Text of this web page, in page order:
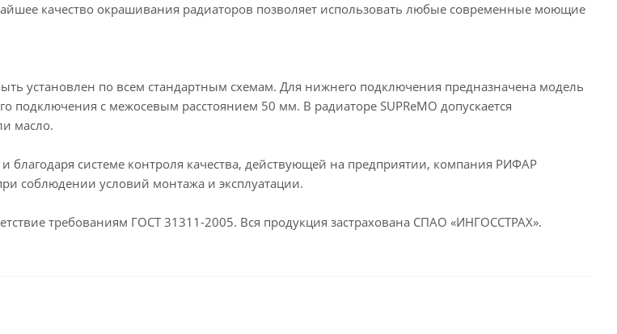
качество окрашивания радиаторов позволяет использовать любые современные моющие
установлен по всем стандартным схемам. Для нижнего подключения предназначена модель
подключения с межосевым расстоянием 50 мм. В радиаторе SUPReMO допускается
масло.
благодаря системе контроля качества, действующей на предприятии, компания РИФАР
соблюдении условий монтажа и эксплуатации.
требованиям ГОСТ 31311-2005. Вся продукция застрахована СПАО «ИНГОССТРАХ».